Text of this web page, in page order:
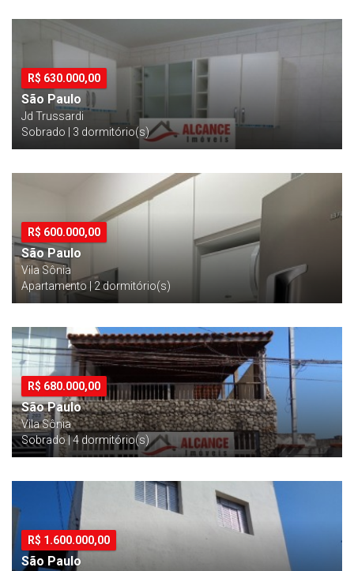
R$ 630.000,00
São Paulo
Jd Trussardi
Sobrado | 3 dormitório(s)
R$ 600.000,00
São Paulo
Vila Sônia
Apartamento | 2 dormitório(s)
R$ 680.000,00
São Paulo
Vila Sônia
Sobrado | 4 dormitório(s)
R$ 1.600.000,00
São Paulo